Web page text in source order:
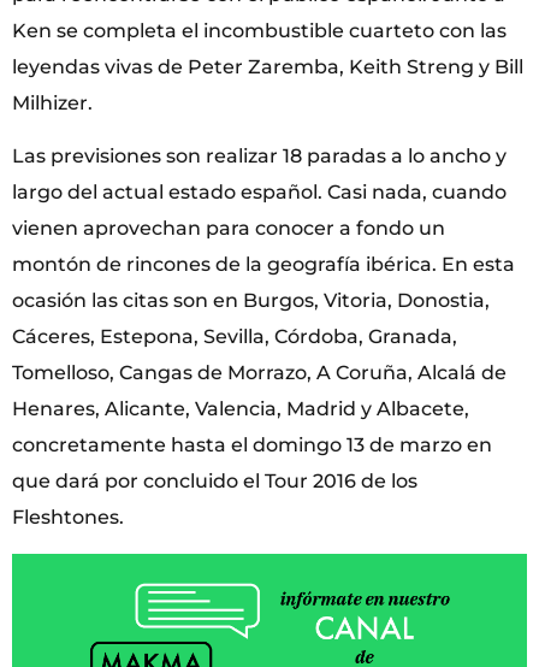
Ken se completa el incombustible cuarteto con las
leyendas vivas de Peter Zaremba, Keith Streng y Bill
Milhizer.
Las previsiones son realizar 18 paradas a lo ancho y
largo del actual estado español. Casi nada, cuando
vienen aprovechan para conocer a fondo un
montón de rincones de la geografía ibérica. En esta
ocasión las citas son en Burgos, Vitoria, Donostia,
Cáceres, Estepona, Sevilla, Córdoba, Granada,
Tomelloso, Cangas de Morrazo, A Coruña, Alcalá de
Henares, Alicante, Valencia, Madrid y Albacete,
concretamente hasta el domingo 13 de marzo en
que dará por concluido el Tour 2016 de los
Fleshtones.